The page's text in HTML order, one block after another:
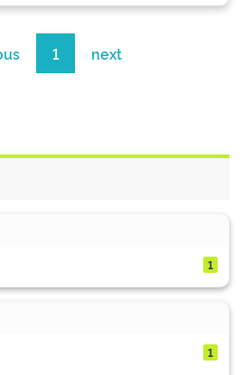
1 next
1
1